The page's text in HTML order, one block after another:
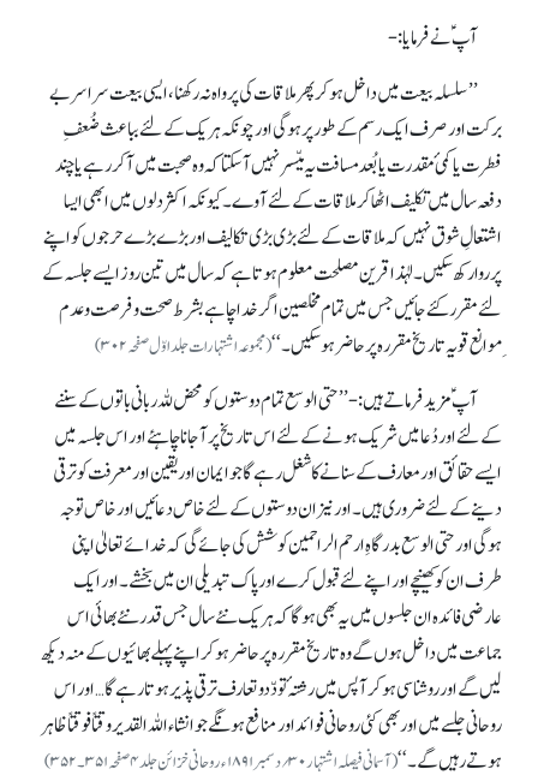
آپ ؑ نے فرمایا:-
’’سلسلہ بیعت میں داخل ہو کر پھر ملاقات کی پرواہ نہ رکھنا، ایسی بیعت سراسربے
برکت اور صرف ایک رسم کے طور پر ہوگی اور چونکہ ہر یک کے لئے بباعث ضُعفِ
فطرت یا کمیٔ مقدرت یا بُعد مسافت یہ میّسر نہیں آسکتا کہ وہ صحبت میں آکر رہے یا چند
دفعہ سال میں تکلیف اٹھاکر ملاقات کے لئے آوے۔ کیونکہ اکثردلوں میں ابھی ایسا
اشتعالِ شوق نہیں کہ ملاقات کے لئے بڑی بڑی تکالیف اور بڑے بڑے حرجوں کو اپنے
پر روا رکھ سکیں ۔ لہٰذا قرین مصلحت معلوم ہوتا ہے کہ سال میں تین روز ایسے جلسہ کے
لئے مقرر کئے جائیں جس میں تمام مخلصین اگر خدا چاہے بشرط صحت و فرصت وعدم
ِموانع قویہ تاریخ مقررہ پر حاضر ہوسکیں ۔‘‘(مجموعہ اشتہارات جلد اوّل صفحہ۳۰۲)
آپ ؑمزید فرماتے ہیں :- ’’حتی الوسع تمام دوستوں کو محض للہ ربانی باتوں کے سننے
کے لئے اور دُعا میں شریک ہونے کے لئے اس تاریخ پر آجانا چاہئے اور اس جلسہ میں
ایسے حقائق اور معارف کے سنانے کا شغل رہے گا جو ایمان اور یقین اور معرفت کو ترقی
دینے کے لئے ضروری ہیں ۔ اور نیز ان دوستوں کے لئے خاص دعائیں اور خاص توجہ
ہوگی اور حتی الوسع بدرگاہِ ارحم الراحمین کوشش کی جائے گی کہ خدائے تعالیٰ اپنی
طرف ان کو کھینچے اور اپنے لئے قبول کرے اور پاک تبدیلی ان میں بخشے۔ اور ایک
عارضی فائدہ ان جلسوں میں یہ بھی ہوگا کہ ہریک نئے سال جس قدر نئے بھائی اس
جماعت میں داخل ہوں گے وہ تاریخ مقررہ پر حاضر ہوکر اپنے پہلے بھائیوں کے منہ دیکھ
لیں گے اور روشناسی ہو کر آپس میں رشۃٔ تودّدوتعارف ترقی پذیر ہوتا رہے گا…اور اس
روحانی جلسے میں اور بھی کئی روحانی فوائد اور منافع ہونگے جو انشاء اللہ القدیر وقتاً فوقتاً ظاہر
ہوتے رہیں گے۔‘‘(آسمانی فیصلہ اشتہار۳۰؍دسمبر ۱۸۹۱ ء روحانی خزائن جلد۴ صفحہ۳۵۱۔۳۵۲)